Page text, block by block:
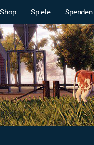
Shop Spiele